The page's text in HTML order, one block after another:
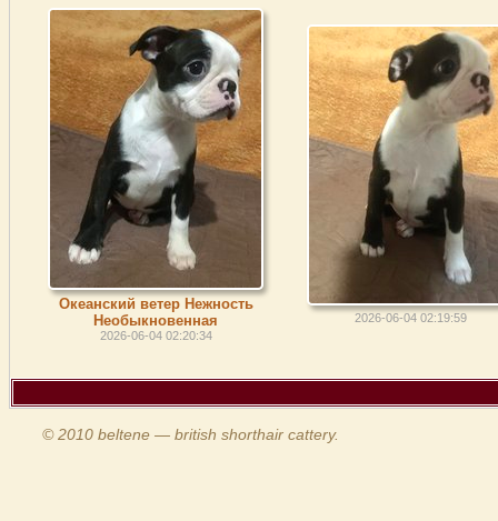
Океанский ветер Нежность
Необыкновенная
2026-06-04 02:20:34
2026-06-04 02:19:59
© 2010 beltene — british shorthair cattery.